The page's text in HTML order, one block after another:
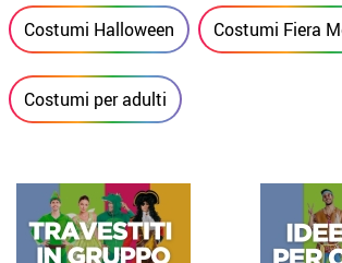
Costumi Halloween Costumi Fiera
Costumi per adulti